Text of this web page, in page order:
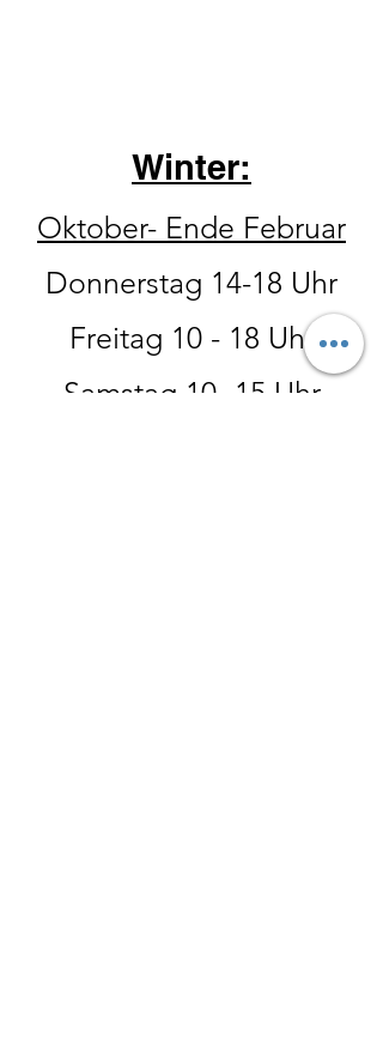
Winter:
Oktober- Ende Februar
Donnerstag 14-18 Uhr
Freitag 10 - 18 Uhr
Samstag 10 -15 Uhr